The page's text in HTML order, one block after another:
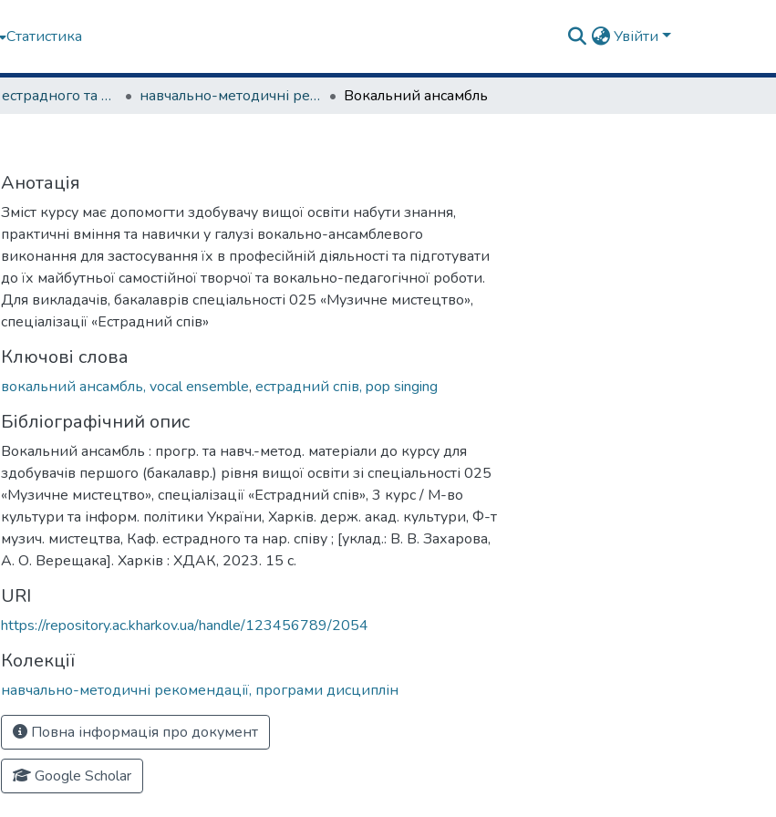
Статистика Увійти
Кафедра естрадного та народного співу навчально-методичні рекомендації, програми дисциплін Вокальний ансамбль
Анотація
Зміст курсу має допомогти здобувачу вищої освіти набути знання,
практичні вміння та навички у галузі вокально-ансамблевого
виконання для застосування їх в професійній діяльності та підготувати
до їх майбутньої самостійної творчої та вокально-педагогічної роботи.
Для викладачів, бакалаврів спеціальності 025 «Музичне мистецтво»,
спеціалізації «Естрадний спів»
Ключові слова
вокальний ансамбль, vocal ensemble, естрадний спів, pop singing
Бібліографічний опис
Вокальний ансамбль : прогр. та навч.-метод. матеріали до курсу для
здобувачів першого (бакалавр.) рівня вищої освіти зі спеціальності 025
«Музичне мистецтво», спеціалізації «Естрадний спів», 3 курс / М-во
культури та інформ. політики України, Харків. держ. акад. культури, Ф-т
музич. мистецтва, Каф. естрадного та нар. співу ; [уклад.: В. В. Захарова,
А. О. Верещака]. Харків : ХДАК, 2023. 15 с.
URI
https://repository.ac.kharkov.ua/handle/123456789/2054
Колекції
навчально-методичні рекомендації, програми дисциплін
Повна інформація про документ
Google Scholar